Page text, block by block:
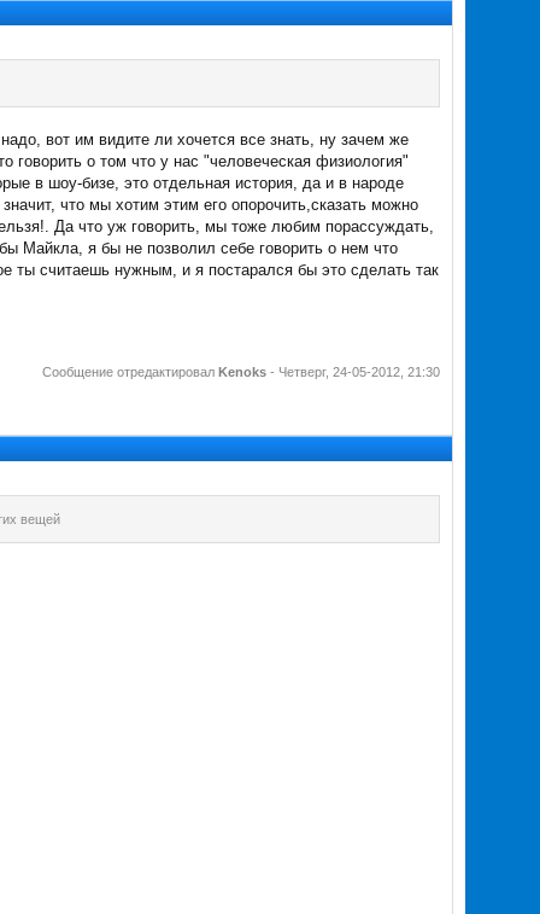
вот им видите ли хочется все знать, ну зачем же
говорить о том что у нас "человеческая физиология"
в шоу-бизе, это отдельная история, да и в народе
что мы хотим этим его опорочить,сказать можно
Да что уж говорить, мы тоже любим порассуждать,
Майкла, я бы не позволил себе говорить о нем что
ты считаешь нужным, и я постарался бы это сделать так
Сообщение отредактировал Kenoks - Четверг, 24-05-2012, 21:30
вещей